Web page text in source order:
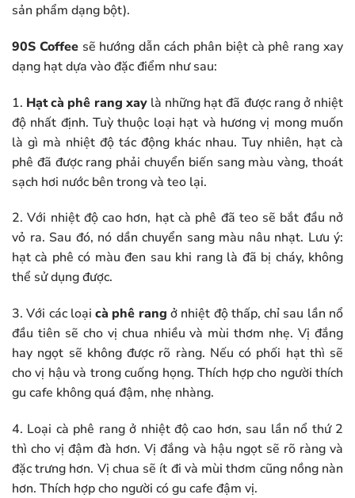
sản phẩm dạng bột).
90S Coffeesẽ hướng dẫn cách phân biệt cà phê rang xay
dạng hạt dựa vào đặc điểm như sau:
1. Hạt cà phê rang xaylà những hạt đã được rang ở nhiệt
độ nhất định. Tuỳ thuộc loại hạt và hương vị mong muốn
là gì mà nhiệt độ tác động khác nhau. Tuy nhiên, hạt cà
phê đã được rang phải chuyển biến sang màu vàng, thoát
sạch hơi nước bên trong và teo lại.
2. Với nhiệt độ cao hơn, hạt cà phê đã teo sẽ bắt đầu nở
vỏ ra. Sau đó, nó dần chuyển sang màu nâu nhạt. Lưu ý:
hạt cà phê có màu đen sau khi rang là đã bị cháy, không
thể sử dụng được.
3. Với các loạicà phê rang ở nhiệt độ thấp, chỉ sau lần nổ
đầu tiên sẽ cho vị chua nhiều và mùi thơm nhẹ. Vị đắng
hay ngọt sẽ không được rõ ràng. Nếu có phối hạt thì sẽ
cho vị hậu và trong cuống họng. Thích hợp cho người thích
gu cafe không quá đậm, nhẹ nhàng.
4. Loại cà phê rang ở nhiệt độ cao hơn, sau lần nổ thứ 2
thì cho vị đậm đà hơn. Vị đắng và hậu ngọt sẽ rõ ràng và
đặc trưng hơn. Vị chua sẽ ít đi và mùi thơm cũng nồng nàn
hơn. Thích hợp cho người có gu cafe đậm vị.